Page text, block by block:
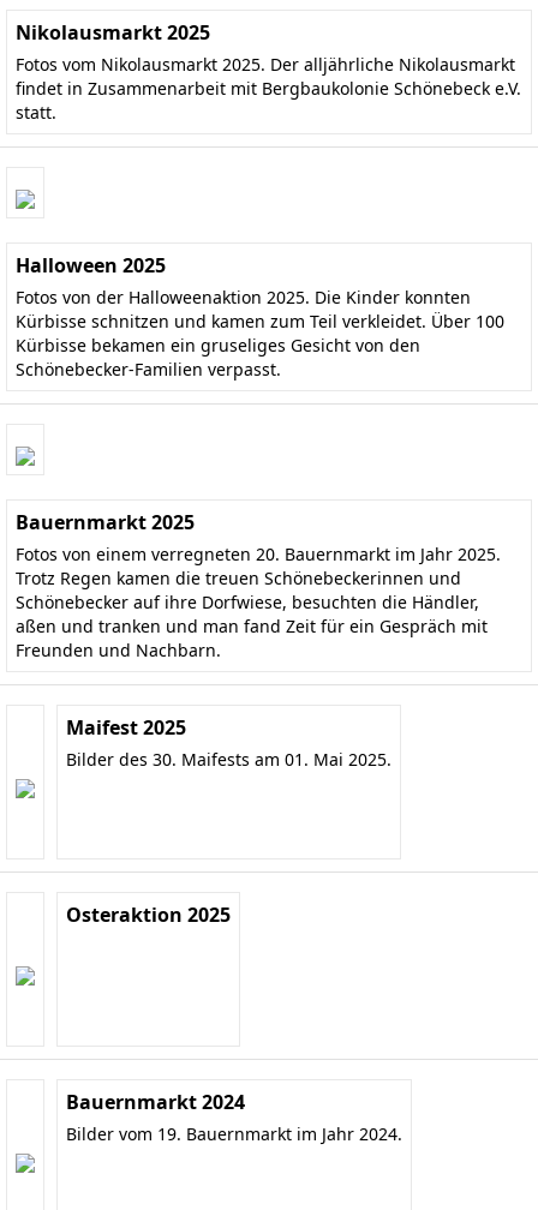
Nikolausmarkt 2025
Fotos vom Nikolausmarkt 2025. Der alljährliche Nikolausmarkt
findet in Zusammenarbeit mit Bergbaukolonie Schönebeck e.V.
statt.
Halloween 2025
Fotos von der Halloweenaktion 2025. Die Kinder konnten
Kürbisse schnitzen und kamen zum Teil verkleidet. Über 100
Kürbisse bekamen ein gruseliges Gesicht von den
Schönebecker-Familien verpasst.
Bauernmarkt 2025
Fotos von einem verregneten 20. Bauernmarkt im Jahr 2025.
Trotz Regen kamen die treuen Schönebeckerinnen und
Schönebecker auf ihre Dorfwiese, besuchten die Händler,
aßen und tranken und man fand Zeit für ein Gespräch mit
Freunden und Nachbarn.
Maifest 2025
Bilder des 30. Maifests am 01. Mai 2025.
Osteraktion 2025
Bauernmarkt 2024
Bilder vom 19. Bauernmarkt im Jahr 2024.